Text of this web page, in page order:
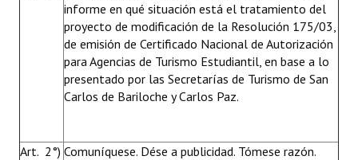
Bariloche, Municipio intercultural
Entrega de distinciones
REFORMA DE LA CARTA ORGÁNICA
informe en qué situación está el tratamiento del
proyecto de modificación de la Resolución 175/03,
de emisión de Certificado Nacional de Autorización
para Agencias de Turismo Estudiantil, en base a lo
presentado por las Secretarías de Turismo de San
Carlos de Bariloche y Carlos Paz.
Art. 2°) Comuníquese. Dése a publicidad. Tómese razón.